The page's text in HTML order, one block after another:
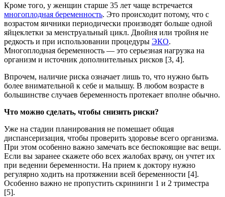
Кроме того, у женщин старше 35 лет чаще встречается
многоплодная беременность. Это происходит потому, что с
возрастом яичники периодически производят больше одной
яйцеклетки за менструальный цикл. Двойня или тройня не
редкость и при использовании процедуры ЭКО.
Многоплодная беременность — это серьезная нагрузка на
организм и источник дополнительных рисков [3, 4].
Впрочем, наличие риска означает лишь то, что нужно быть
более внимательной к себе и малышу. В любом возрасте в
большинстве случаев беременность протекает вполне обычно.
Что можно сделать, чтобы снизить риски?
Уже на стадии планирования не помешает общая
диспансеризация, чтобы проверить здоровье всего организма.
При этом особенно важно замечать все беспокоящие вас вещи.
Если вы заранее скажете обо всех жалобах врачу, он учтет их
при ведении беременности. На прием к доктору нужно
регулярно ходить на протяжении всей беременности [4].
Особенно важно не пропустить скрининги 1 и 2 триместра
[5].